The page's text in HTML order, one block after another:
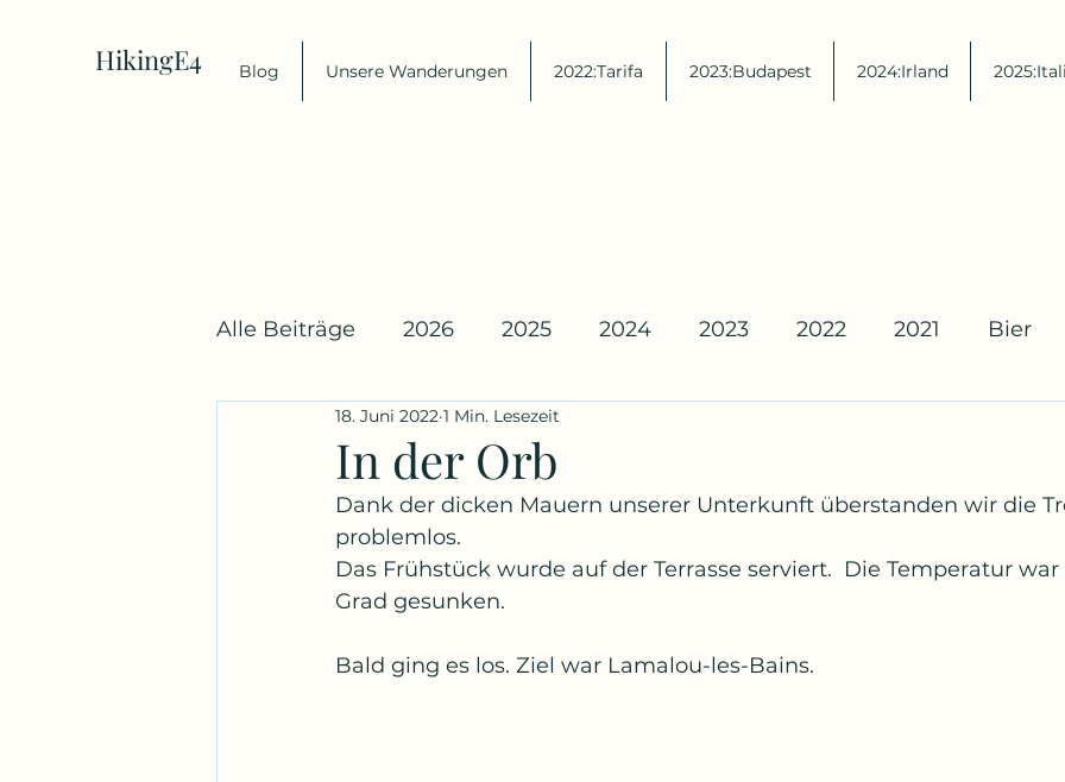
HikingE4 Blog Unsere Wanderungen 2022:Tarifa 2023:Budapest 2024:Irland
Alle Beiträge 2026 2025 2024 2023 2022 2021 Bier
In der Orb
18. Juni 2022 1 Min. Lesezeit
Dank der dicken Mauern unserer Unterkunft überstanden wir die
problemlos.
Das Frühstück wurde auf der Terrasse serviert.  Die Temperatur
Grad gesunken.
Bald ging es los. Ziel war Lamalou-les-Bains.